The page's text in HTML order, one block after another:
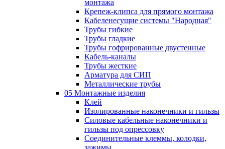
монтажа
Крепеж-клипса для прямого монтажа
Кабеленесущие системы "Народная"
Трубы гибкие
Трубы гладкие
Трубы гофрированные двустенные
Кабель-каналы
Трубы жесткие
Арматура для СИП
Металлические трубы
05 Монтажные изделия
Клей
Изолированные наконечники и гильзы
Силовые кабельные наконечники и
гильзы под опрессовку
Соединительные клеммы, колодки,
зажимы